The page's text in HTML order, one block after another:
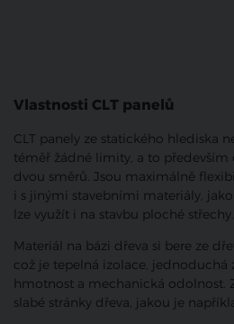
Vlastnosti CLT panelů
CLT panely ze statického hlediska
téměř žádné limity, a to
dvou směrů. Jsou maximálně
i s jinými stavebními materiály,
lze využít i na stavbu ploché střechy.
Materiál na bázi dřeva si bere ze
což je tepelná izolace, jednoduchá
hmotnost a mechanická odolnost.
slabé stránky dřeva, jakou je